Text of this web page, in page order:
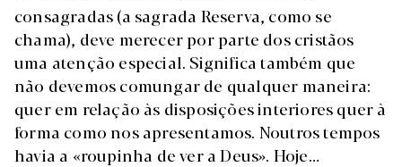
consagradas (a sagrada Reserva, como se
chama), deve merecer por parte dos cristãos
uma atenção especial. Significa também que
não devemos comungar de qualquer maneira:
quer em relação às disposições interiores quer à
forma como nos apresentamos. Noutros tempos
havia a «roupinha de ver a Deus». Hoje…